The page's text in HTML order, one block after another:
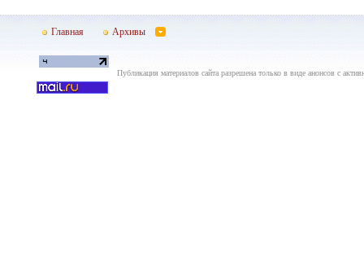
Главная Архивы
Публикация материалов сайта разрешена только в виде анонсов с